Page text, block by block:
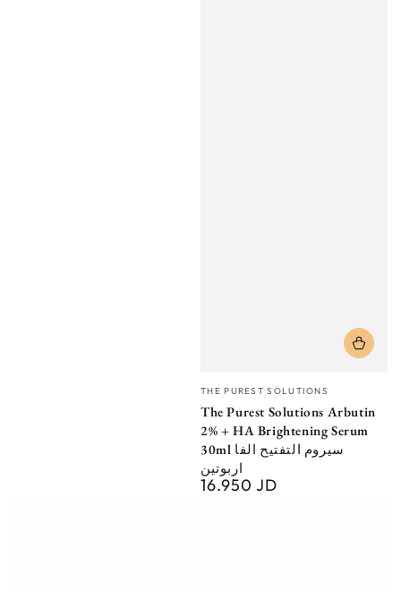
Vendor:
THE PUREST SOLUTIONS
The Purest Solutions Arbutin
2% + HA Brightening Serum
30ml سيروم التفتيح الفا
اربوتين
Regular
16.950 JD